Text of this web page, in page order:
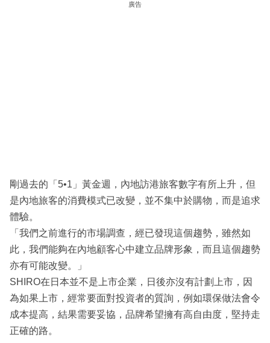
廣告
剛過去的「5•1」黃金週，內地訪港旅客數字有所上升，但
是內地旅客的消費模式已改變，並不集中於購物，而是追求
體驗。
「我們之前進行的市場調查，經已發現這個趨勢，雖然如
此，我們能夠在內地顧客心中建立品牌形象，而且這個趨勢
亦有可能改變。」
SHIRO在日本並不是上市企業，日後亦沒有計劃上市，因
為如果上市，經常要面對投資者的質詢，例如環保做法會令
成本提高，結果需要妥協，品牌希望擁有高自由度，堅持走
正確的路。